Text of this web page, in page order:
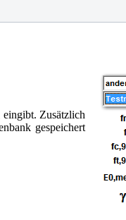
eingibt. Zusätzlich
gespeichert